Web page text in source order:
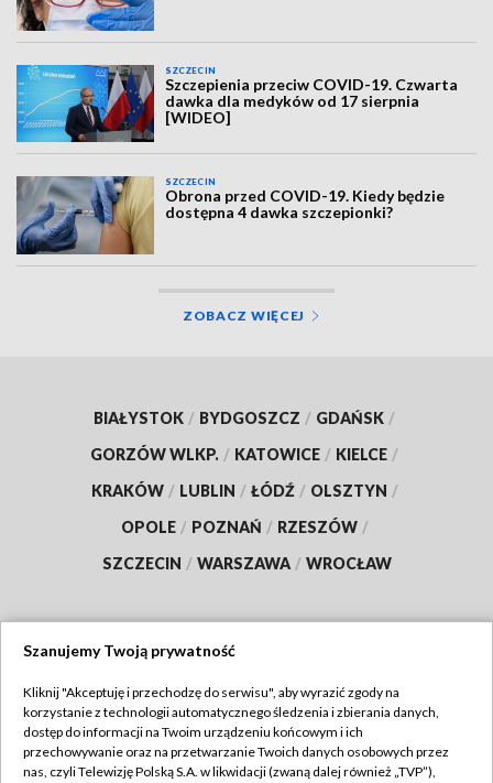
SZCZECIN
Szczepienia przeciw COVID-19. Czwarta
dawka dla medyków od 17 sierpnia
[WIDEO]
SZCZECIN
Obrona przed COVID-19. Kiedy będzie
dostępna 4 dawka szczepionki?
ZOBACZ WIĘCEJ
BIAŁYSTOK / BYDGOSZCZ / GDAŃSK /
GORZÓW WLKP. / KATOWICE / KIELCE /
KRAKÓW / LUBLIN / ŁÓDŹ / OLSZTYN /
OPOLE / POZNAŃ / RZESZÓW /
SZCZECIN / WARSZAWA / WROCŁAW
TVP
Abonament TVP
Regulamin TVP
Szanujemy Twoją prywatność
Kliknij "Akceptuję i przechodzę do serwisu", aby wyrazić zgody na
korzystanie z technologii automatycznego śledzenia i zbierania danych,
dostęp do informacji na Twoim urządzeniu końcowym i ich
przechowywanie oraz na przetwarzanie Twoich danych osobowych przez
nas, czyli Telewizję Polską S.A. w likwidacji (zwaną dalej również „TVP”),